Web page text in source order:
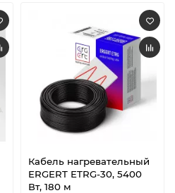
Кабель нагревательный
ERGERT ETRG-30, 5400
Вт, 180 м